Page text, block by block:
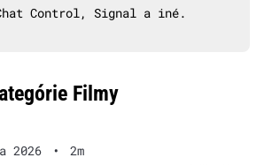
Control, Signal a iné.
Filmy
2026 •
2m